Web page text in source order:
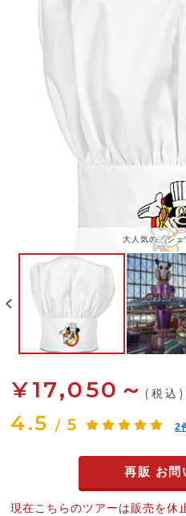
大人気の「シェ
¥17,050～ (税込)
4.5 / 5 2
再販 お問
現在こちらのツアーは販売を休